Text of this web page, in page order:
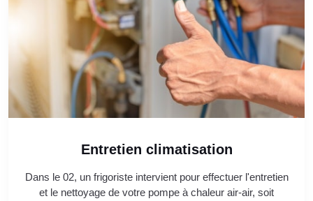
Entretien climatisation
Dans le 02, un frigoriste intervient pour effectuer l'entretien
et le nettoyage de votre pompe à chaleur air-air, soit